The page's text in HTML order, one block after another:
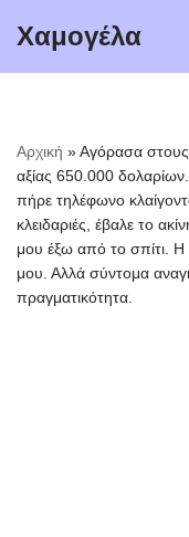
Χαμογέλα
Αρχική »Αγόρασα στους
αξίας 650.000
πήρε τηλέφωνο
κλειδαριές, έβαλε το
μου έξω από το σπίτι.
μου. Αλλά σύντομα
πραγματικότητα.